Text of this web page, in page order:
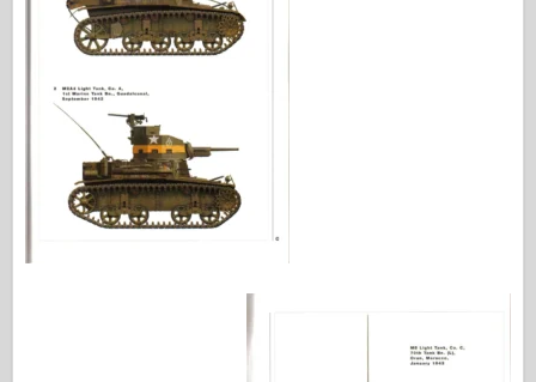
Трубач
Звезда
Альбомы-Фотографии
Прогулка вокруг
Книги
Dvd